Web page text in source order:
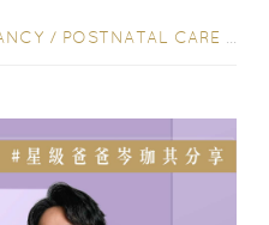
/ POSTNATAL CARE